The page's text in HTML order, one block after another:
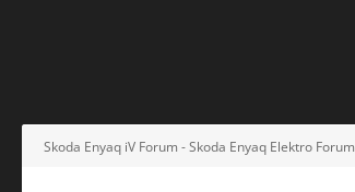
Skoda Enyaq iV Forum - Skoda Enyaq Elektro Forum